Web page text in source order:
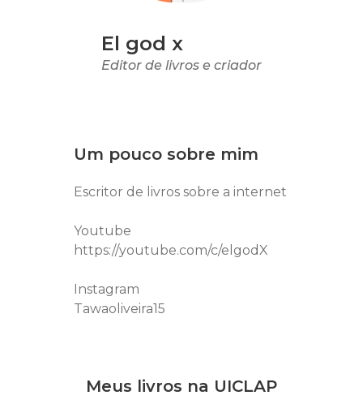
El god x
Editor de livros e criador
Um pouco sobre mim
Escritor de livros sobre a internet
Youtube
https://youtube.com/c/elgodX
Instagram
Tawaoliveira15
Meus livros na UICLAP